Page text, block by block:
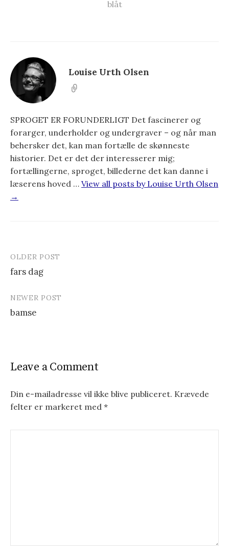
blåt
Louise Urth Olsen
SPROGET ER FORUNDERLIGT Det fascinerer og
forarger, underholder og undergraver – og når man
behersker det, kan man fortælle de skønneste
historier. Det er det der interesserer mig;
fortællingerne, sproget, billederne det kan danne i
læserens hoved … View all posts by Louise Urth Olsen
→
o
n
v
i
g
OLDER POST
fars dag
NEWER POST
bamse
Leave a Comment
Din e-mailadresse vil ikke blive publiceret. Krævede
felter er markeret med *